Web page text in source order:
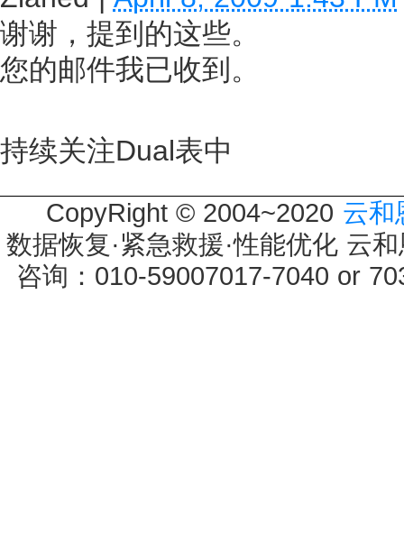
谢谢，提到的这些。
您的邮件我已收到。
持续关注Dual表中
CopyRight © 2004~2020 云和
数据恢复·紧急救援·性能优化 云
咨询：010-59007017-7040 or